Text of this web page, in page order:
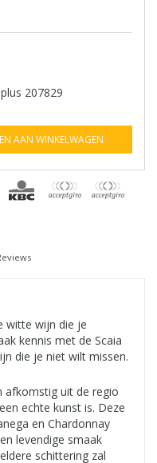
207829
AAN WINKELWAGEN
witte wijn die je
kennis met de Scaia
die je niet wilt missen.
afkomstig uit de regio
echte kunst is. Deze
en Chardonnay
levendige smaak
schittering zal